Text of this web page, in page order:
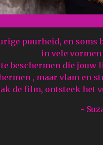
puurheid, en soms
in vele
beschermen die
, maar vlam en
de film, ontsteek het
-